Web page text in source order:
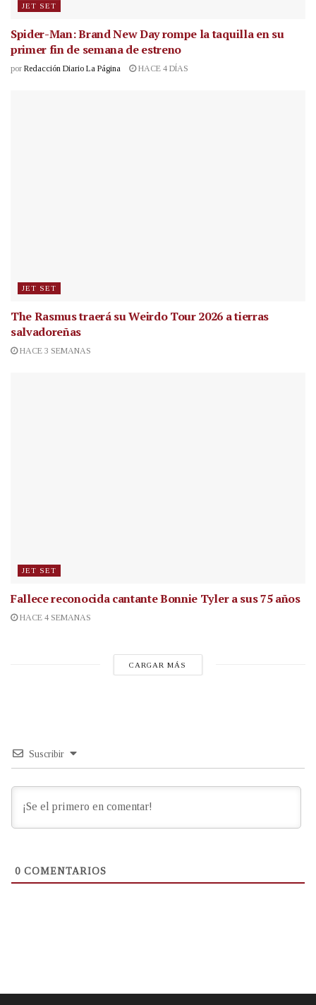
JET SET
Spider-Man: Brand New Day rompe la taquilla en su
primer fin de semana de estreno
por Redacción Diario La Página HACE 4 DÍAS
JET SET
The Rasmus traerá su Weirdo Tour 2026 a tierras
salvadoreñas
HACE 3 SEMANAS
JET SET
Fallece reconocida cantanteBonnie Tyler a sus 75 años
HACE 4 SEMANAS
CARGAR MÁS
Suscribir
0 COMENTARIOS